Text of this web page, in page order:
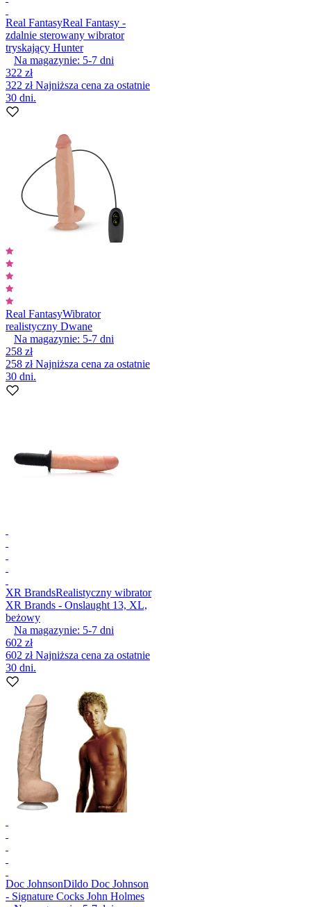
Real FantasyReal Fantasy -
zdalnie sterowany wibrator
tryskający Hunter
Na magazynie: 5-7 dni
322 zł
322 złNajniższa cena za ostatnie
30 dni.
Real FantasyWibrator
realistyczny Dwane
Na magazynie: 5-7 dni
258 zł
258 złNajniższa cena za ostatnie
30 dni.
XR BrandsRealistyczny wibrator
XR Brands - Onslaught 13, XL,
beżowy
Na magazynie: 5-7 dni
602 zł
602 złNajniższa cena za ostatnie
30 dni.
Doc JohnsonDildo Doc Johnson
- Signature Cocks John Holmes